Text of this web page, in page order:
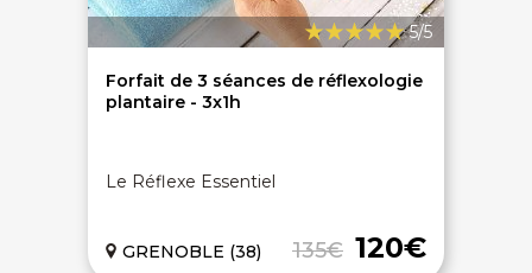
5/5
Forfait de 3 séances de réflexologie
plantaire - 3x1h
Le Réflexe Essentiel
135€ 120€
GRENOBLE (38)